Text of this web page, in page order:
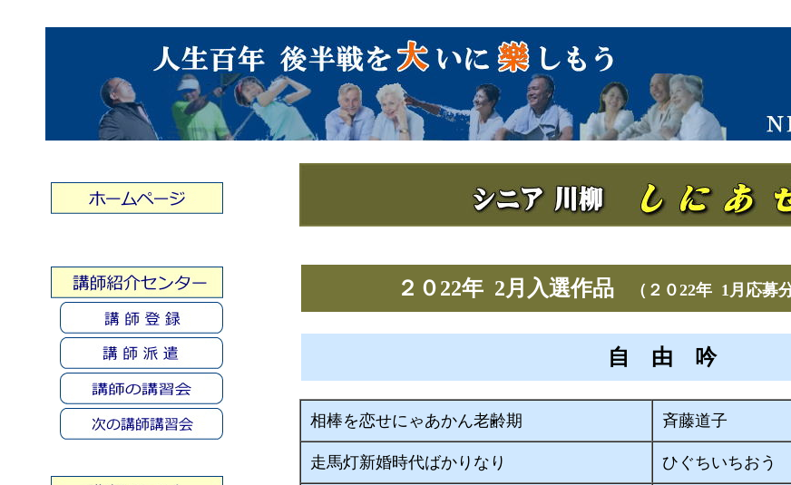
２０22年 2月入選作品 （２０22年 1月応募分
自 由 吟
相棒を恋せにゃあかん老齢期 斉藤道子
走馬灯新婚時代ばかりなり ひぐちいちおう